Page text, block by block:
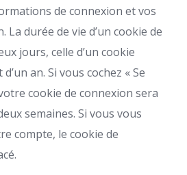
de connexion et vos
La durée de vie d’un cookie de
jours, celle d’un cookie
an. Si vous cochez « Se
cookie de connexion sera
semaines. Si vous vous
compte, le cookie de